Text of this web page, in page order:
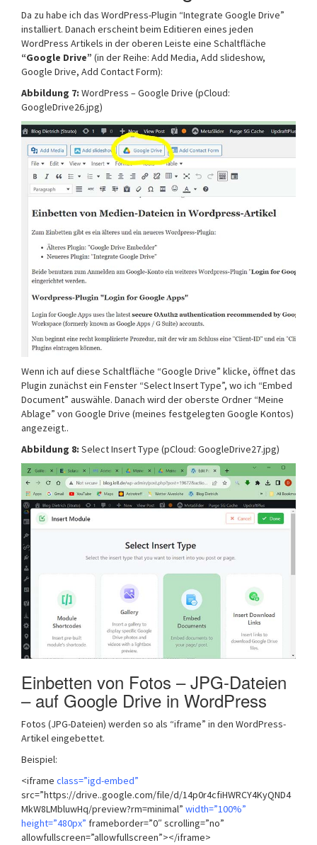
Da zu habe ich das WordPress-Plugin “Integrate Google Drive”
installiert. Danach erscheint beim Editieren eines jeden
WordPress Artikels in der oberen Leiste eine Schaltfläche
“Google Drive” (in der Reihe: Add Media, Add slideshow,
Google Drive, Add Contact Form):
Abbildung 7: WordPress – Google Drive (pCloud:
GoogleDrive26.jpg)
Wenn ich auf diese Schaltfläche “Google Drive” klicke, öffnet das
Plugin zunächst ein Fenster “Select Insert Type”, wo ich “Embed
Document” auswähle. Danach wird der oberste Ordner “Meine
Ablage” von Google Drive (meines festgelegten Google Kontos)
angezeigt..
Abbildung 8: Select Insert Type (pCloud: GoogleDrive27.jpg)
Einbetten von Fotos – JPG-Dateien
– auf Google Drive in WordPress
Fotos (JPG-Dateien) werden so als “iframe” in den WordPress-
Artikel eingebettet.
Beispiel:
<iframe class=”igd-embed”
src=”https://drive..google.com/file/d/14p0r4cfiHWRCY4KyQND4
MkW8LMbluwHq/preview?rm=minimal” width=”100%”
height=”480px” frameborder=”0″ scrolling=”no”
allowfullscreen=”allowfullscreen”></iframe>